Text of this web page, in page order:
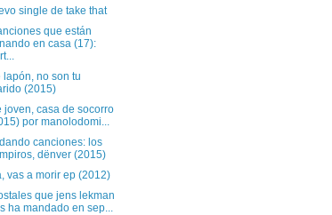
single de take that
que están
en casa (17):
lapón, no son tu
(2015)
joven, casa de socorro
por manolodomi...
canciones: los
dënver (2015)
vas a morir ep (2012)
que jens lekman
ha mandado en sep...